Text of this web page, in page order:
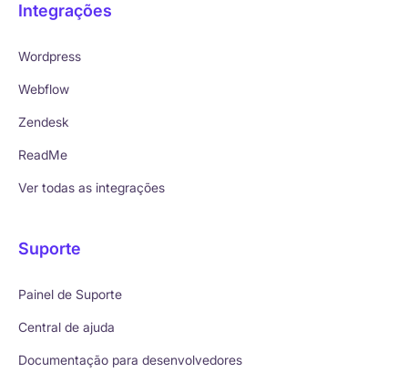
Integrações
Wordpress
Webflow
Zendesk
ReadMe
Ver todas as integrações
Suporte
Painel de Suporte
Central de ajuda
Documentação para desenvolvedores